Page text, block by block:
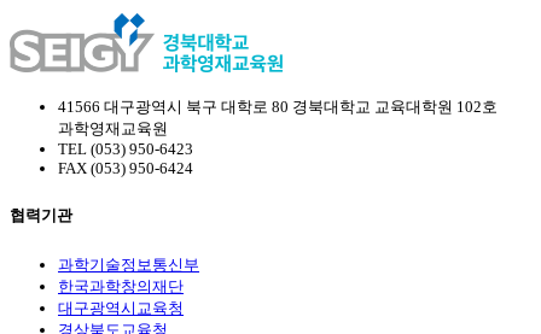
41566 대구광역시 북구 대학로 80 경북대학교 교육대학원 102호
과학영재교육원
TEL (053) 950-6423
FAX (053) 950-6424
협력기관
과학기술정보통신부
한국과학창의재단
대구광역시교육청
경상북도교육청